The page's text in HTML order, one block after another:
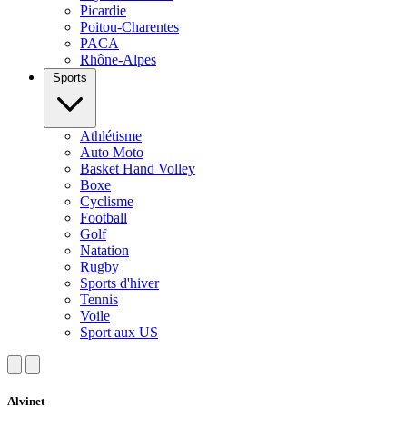
Picardie
Poitou-Charentes
PACA
Rhône-Alpes
Sports
Athlétisme
Auto Moto
Basket Hand Volley
Boxe
Cyclisme
Football
Golf
Natation
Rugby
Sports d'hiver
Tennis
Voile
Sport aux US
Alvinet